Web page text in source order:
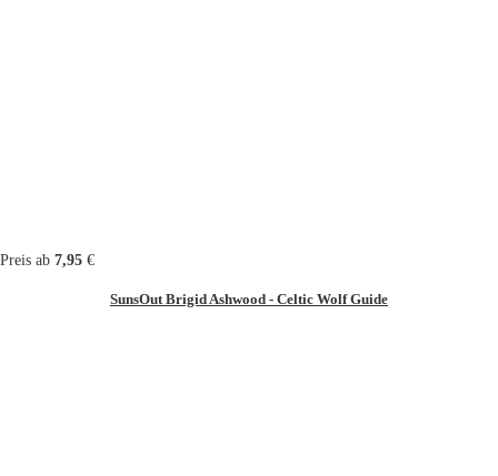
Preis ab 7,95 €
SunsOut Brigid Ashwood - Celtic Wolf Guide